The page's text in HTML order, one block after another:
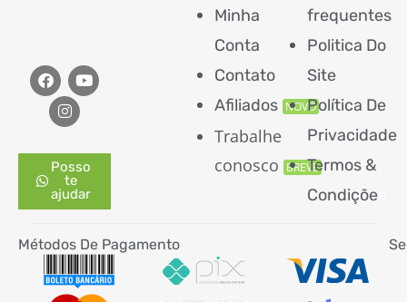
Posso
te
ajudar
Minha
Conta
Contato
Afiliados NOVO
Trabalhe
conosco BREVE
frequentes
Politica Do
Site
Política De
Privacidade
Termos &
Condiçõe
Métodos De Pagamento